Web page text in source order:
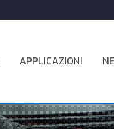
APPLICAZIONI